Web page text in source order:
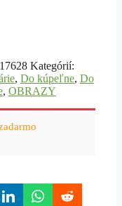
Kategórií:
, Do kúpeľne, Do
, OBRAZY